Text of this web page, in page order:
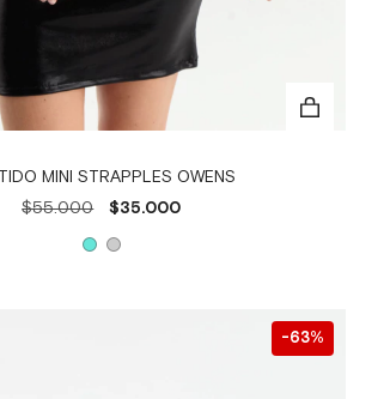
MINI STRAPPLES OWENS
$55.000
$35.000
63%